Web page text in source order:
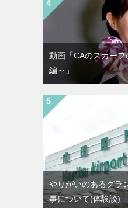
動画「CAのスカー
編～」
やりがいのあるグラ
事について(体験談)